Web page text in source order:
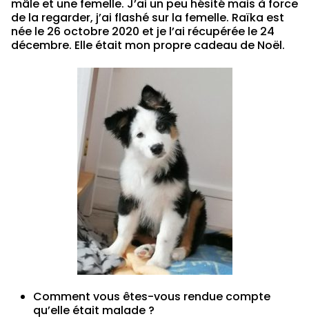
mâle et une femelle. J’ai un peu hésité mais à force
de la regarder, j’ai flashé sur la femelle. Raïka est
née le 26 octobre 2020 et je l’ai récupérée le 24
décembre. Elle était mon propre cadeau de Noël.
Comment vous êtes-vous rendue compte
qu’elle était malade ?